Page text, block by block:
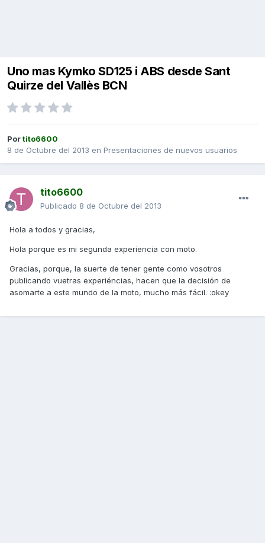
Uno mas Kymko SD125 i ABS desde Sant
Quirze del Vallès BCN
Portito6600
8 de Octubre del 2013 en Presentaciones de nuevos usuarios
tito6600
Publicado 8 de Octubre del 2013
Hola a todos y gracias,
Hola porque es mi segunda experiencia con moto.
Gracias, porque, la suerte de tener gente como vosotros
publicando vuetras experiéncias, hacen que la decisión de
asomarte a este mundo de la moto, mucho más fácil. :okey